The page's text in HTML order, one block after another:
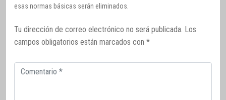
esas normas básicas serán eliminados.
Tu dirección de correo electrónico no será publicada. Los
campos obligatorios están marcados con *
Comentario